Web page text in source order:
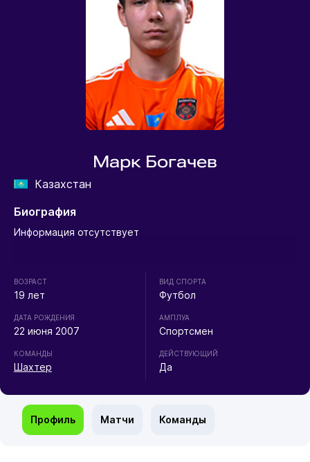
Марк Богачев
Казахстан
Биография
Информация отсутствует
ВОЗРАСТ
19 лет
ДАТА РОЖДЕНИЯ
22 июня 2007
КОМАНДЫ
Шахтер
ВИД СПОРТА
Футбол
АМПЛУА
Спортсмен
ДЕЙСТВУЮЩИЙ
Да
Профиль Матчи Команды